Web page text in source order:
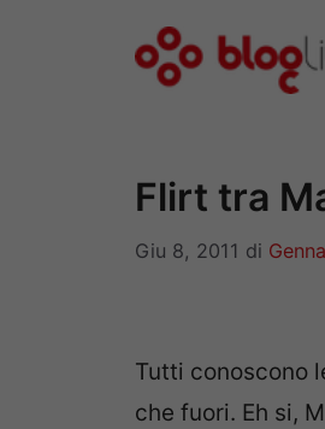
Flirt tra
Giu 8, 2011 di
Tutti conoscono
che fuori. Eh si,